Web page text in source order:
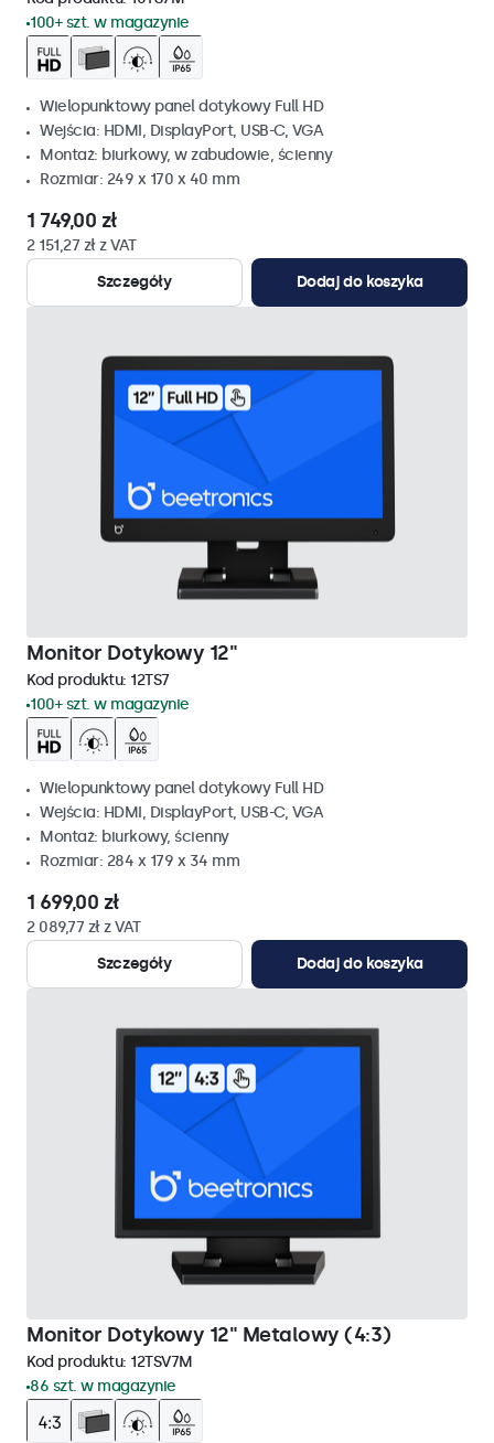
100+ szt. w magazynie
Wielopunktowy panel dotykowy Full HD
Wejścia: HDMI, DisplayPort, USB-C, VGA
Montaż: biurkowy, w zabudowie, ścienny
Rozmiar: 249 x 170 x 40 mm
1 749,00 zł
2 151,27 zł z VAT
Szczegóły
Dodaj do koszyka
Monitor Dotykowy 12"
Kod produktu: 12TS7
100+ szt. w magazynie
Wielopunktowy panel dotykowy Full HD
Wejścia: HDMI, DisplayPort, USB-C, VGA
Montaż: biurkowy, ścienny
Rozmiar: 284 x 179 x 34 mm
1 699,00 zł
2 089,77 zł z VAT
Szczegóły
Dodaj do koszyka
Monitor Dotykowy 12" Metalowy (4:3)
Kod produktu: 12TSV7M
86 szt. w magazynie